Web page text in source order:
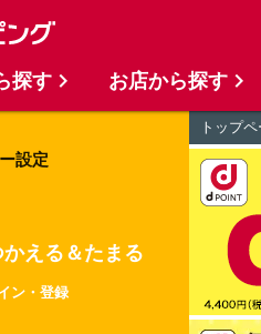
設定
える＆たまる
ン・登録
トップ
探す お店から探す